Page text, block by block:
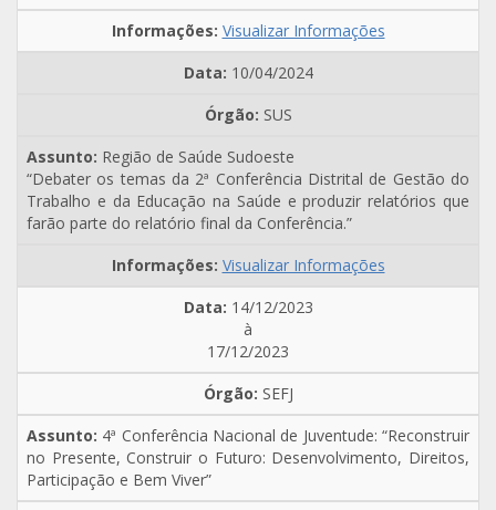
Visualizar Informações
10/04/2024
SUS
Região de Saúde Sudoeste
“Debater os temas da 2ª Conferência Distrital de Gestão do
Trabalho e da Educação na Saúde e produzir relatórios que
farão parte do relatório final da Conferência.”
Visualizar Informações
14/12/2023
à
17/12/2023
SEFJ
4ª Conferência Nacional de Juventude: “Reconstruir
no Presente, Construir o Futuro: Desenvolvimento, Direitos,
Participação e Bem Viver”